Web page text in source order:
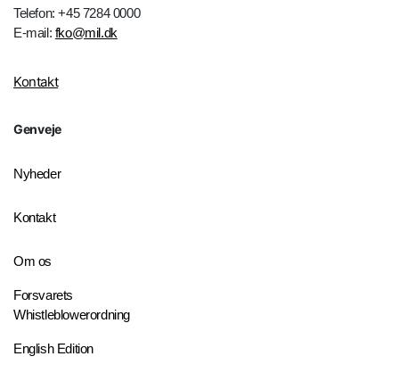
Telefon: +45 7284 0000
E-mail: fko@mil.dk
Kontakt
Genveje
Nyheder
Kontakt
Om os
Forsvarets
Whistleblowerordning
English Edition